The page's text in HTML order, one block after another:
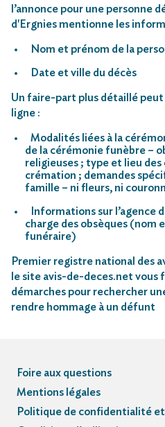
l’annonce pour une personne
d'Ergnies mentionne les
Nom et prénom de la
Date et ville du décès
Un faire-part plus détaillé
ligne :
Modalités liées à la
de la cérémonie funèbre –
religieuses ; type et lieu
crémation ; demandes
famille – ni fleurs, ni
Informations sur l’agence
charge des obsèques (nom
funéraire)
Premier registre national des
le site avis-de-deces.net vous
démarches pour rechercher
rendre hommage à un défunt
Foire aux questions
Mentions légales
Politique de confidentialité